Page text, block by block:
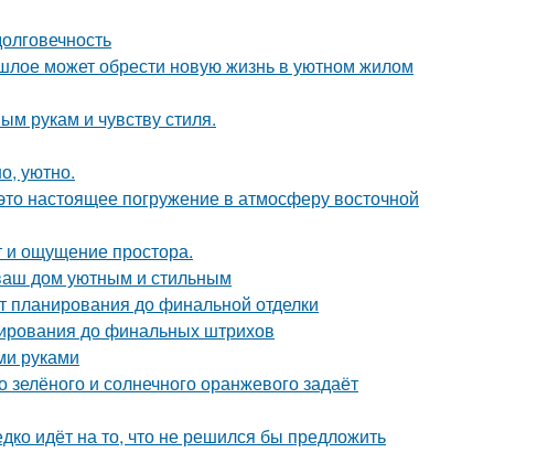
может обрести новую жизнь в уютном жилом
рукам и чувству стиля.
уютно.
настоящее погружение в атмосферу восточной
и ощущение простора.
дом уютным и стильным
планирования до финальной отделки
до финальных штрихов
руками
и солнечного оранжевого задаёт
идёт на то, что не решился бы предложить